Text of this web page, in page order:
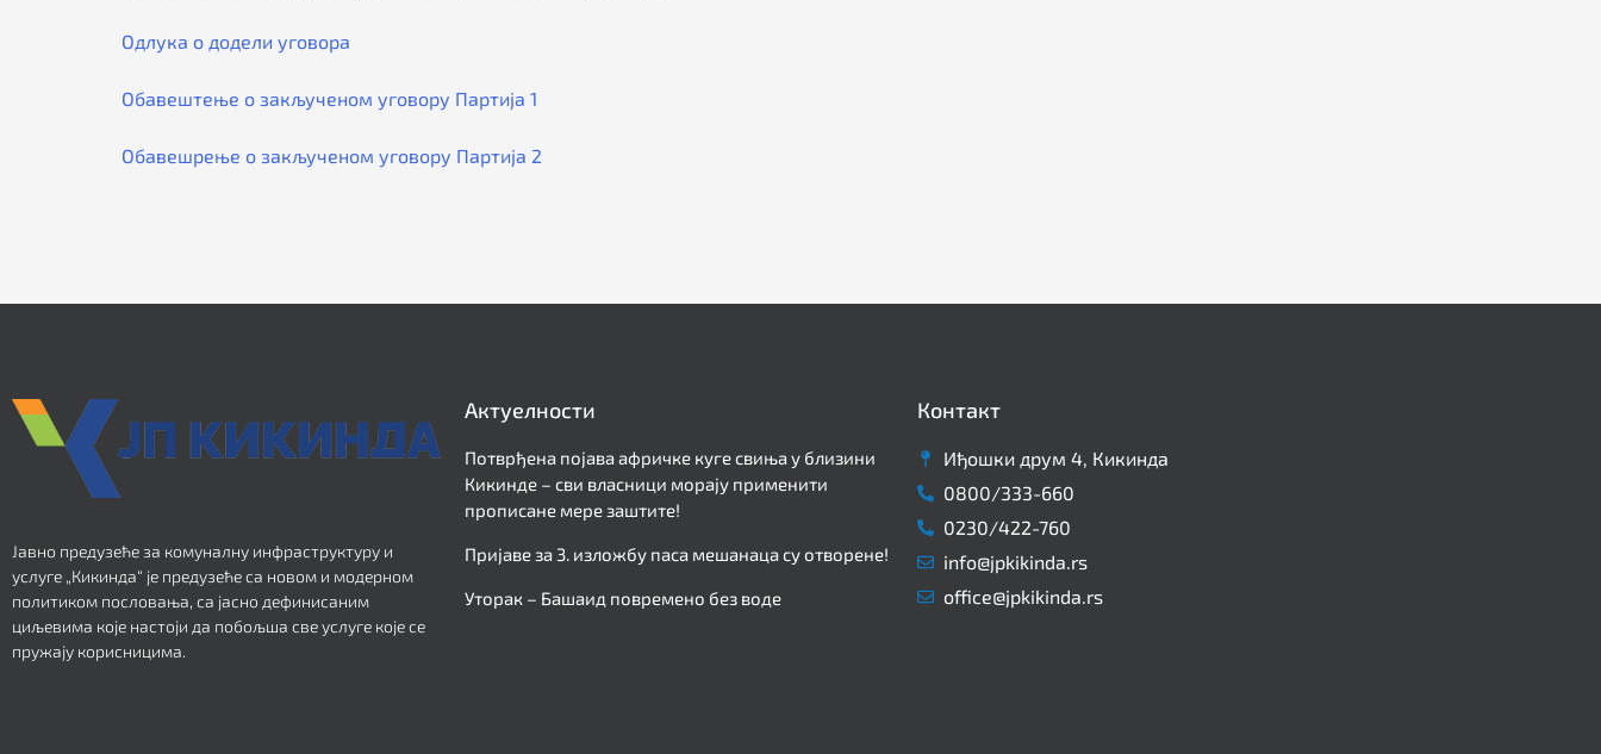
Одлука о додели уговора
Обавештење о закљученом уговору Партија 1
Обавешрење о закљученом уговору Партија 2
Јавно предузеће за комуналну инфраструктуру и
услуге „Кикинда“ је предузеће са новом и модерном
политиком пословања, са јасно дефинисаним
циљевима које настоји да побољша све услуге које се
пружају корисницима.
Актуелности
Потврђена појава афричке куге свиња у близини
Кикинде – сви власници морају применити
прописане мере заштите!
Пријаве за 3. изложбу паса мешанаца су отворене!
Уторак – Башаид повремено без воде
Контакт
Иђошки друм 4, Кикинда
0800/333-660
0230/422-760
info@jpkikinda.rs
office@jpkikinda.rs